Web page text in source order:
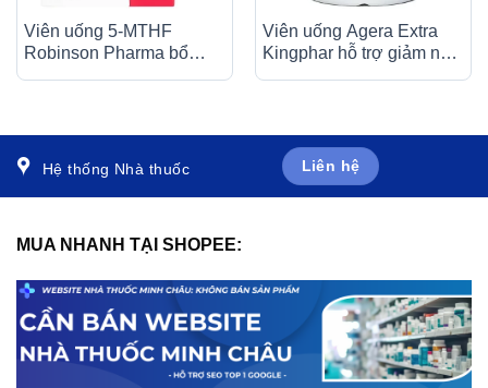
Viên uống 5-MTHF
Robinson Pharma bổ
Viên uống Agera Extra
Kingphar hỗ trợ giảm ngạt
Hệ thống Nhà thuốc Liên hệ
MUA NHANH TẠI SHOPEE: